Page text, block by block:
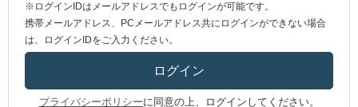
※ログインIDはメールアドレスでもログインが可能です。
携帯メールアドレス、PCメールアドレス共にログインができない場合
は、ログインIDをご入力ください。
プライバシーポリシーに同意の上、ログインしてください。